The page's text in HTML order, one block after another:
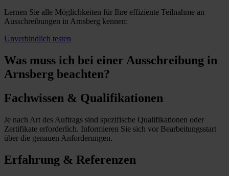
Lernen Sie alle Möglichkeiten für Ihre effiziente Teilnahme an
Ausschreibungen in Arnsberg kennen:
Unverbindlich testen
Was muss ich bei einer Ausschreibung in
Arnsberg beachten?
Fachwissen & Qualifikationen
Je nach Art des Auftrags sind spezifische Qualifikationen oder
Zertifikate erforderlich. Informieren Sie sich vor Bearbeitungsstart
über die genauen Anforderungen.
Erfahrung & Referenzen